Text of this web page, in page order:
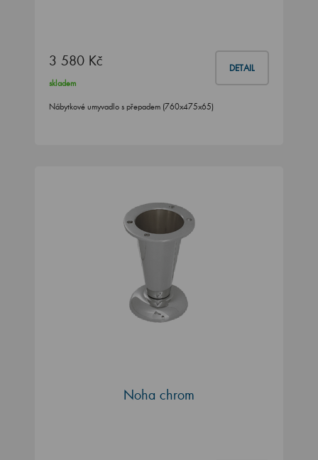
3 580 Kč DETAIL
skladem
Nábytkové umyvadlo s přepadem (760x475x65)
Noha chrom